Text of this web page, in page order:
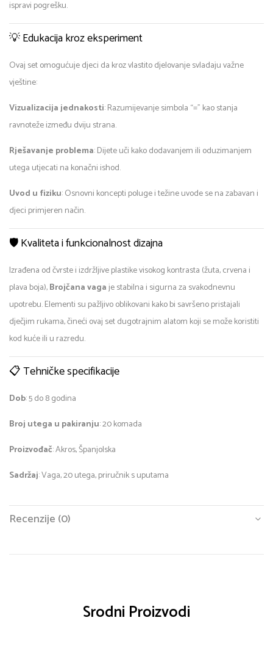
ispravi pogrešku.
💡 Edukacija kroz eksperiment
Ovaj set omogućuje djeci da kroz vlastito djelovanje svladaju važne
vještine:
Vizualizacija jednakosti: Razumijevanje simbola “=” kao stanja
ravnoteže između dviju strana.
Rješavanje problema: Dijete uči kako dodavanjem ili oduzimanjem
utega utjecati na konačni ishod.
Uvod u fiziku: Osnovni koncepti poluge i težine uvode se na zabavan i
djeci primjeren način.
🛡️ Kvaliteta i funkcionalnost dizajna
Izrađena od čvrste i izdržljive plastike visokog kontrasta (žuta, crvena i
plava boja),Brojčana vagaje stabilna i sigurna za svakodnevnu
upotrebu. Elementi su pažljivo oblikovani kako bi savršeno pristajali
dječjim rukama, čineći ovaj set dugotrajnim alatom koji se može koristiti
kod kuće ili u razredu.
📋 Tehničke specifikacije
Dob: 5 do 8 godina
Broj utega u pakiranju: 20 komada
Proizvođač: Akros, Španjolska
Sadržaj: Vaga, 20 utega, priručnik s uputama
Recenzije (0)
Srodni Proizvodi